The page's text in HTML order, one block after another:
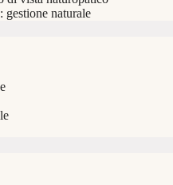
gestione naturale